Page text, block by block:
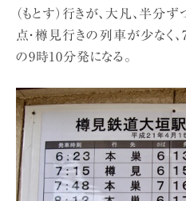
（もとす）行きが、大凡、半分
点・樽見行きの列車が少なく
の9時10分発になる。